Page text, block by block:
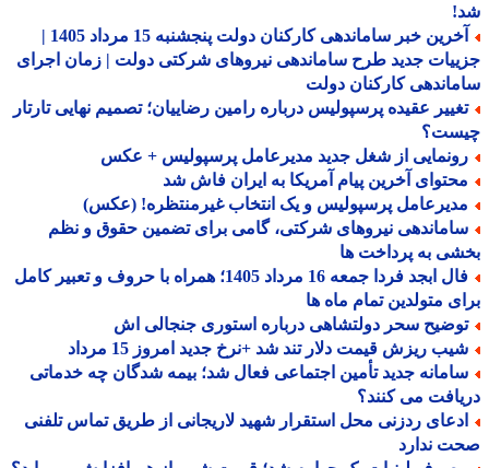
آخرین خبر ساماندهی کارکنان دولت پنجشنبه 15 مرداد 1405 |
جدید طرح ساماندهی نیروهای شرکتی دولت | زمان اجرای
کارکنان دولت
عقیده پرسپولیس درباره رامین رضاییان؛ تصمیم نهایی تارتار
از شغل جدید مدیرعامل پرسپولیس + عکس
آخرین پیام آمریکا به ایران فاش شد
پرسپولیس و یک انتخاب غیرمنتظره! (عکس)
نیروهای شرکتی، گامی برای تضمین حقوق و نظم
به پرداخت ها
فال ابجد فردا جمعه 16 مرداد 1405؛ همراه با حروف و تعبیر کامل
متولدین تمام ماه ها
سحر دولتشاهی درباره استوری جنجالی اش
ریزش قیمت دلار تند شد +نرخ جدید امروز 15 مرداد
جدید تأمین اجتماعی فعال شد؛ بیمه شدگان چه خدماتی
می کنند؟
ردزنی محل استقرار شهید لاریجانی از طریق تماس تلفنی
ندارد